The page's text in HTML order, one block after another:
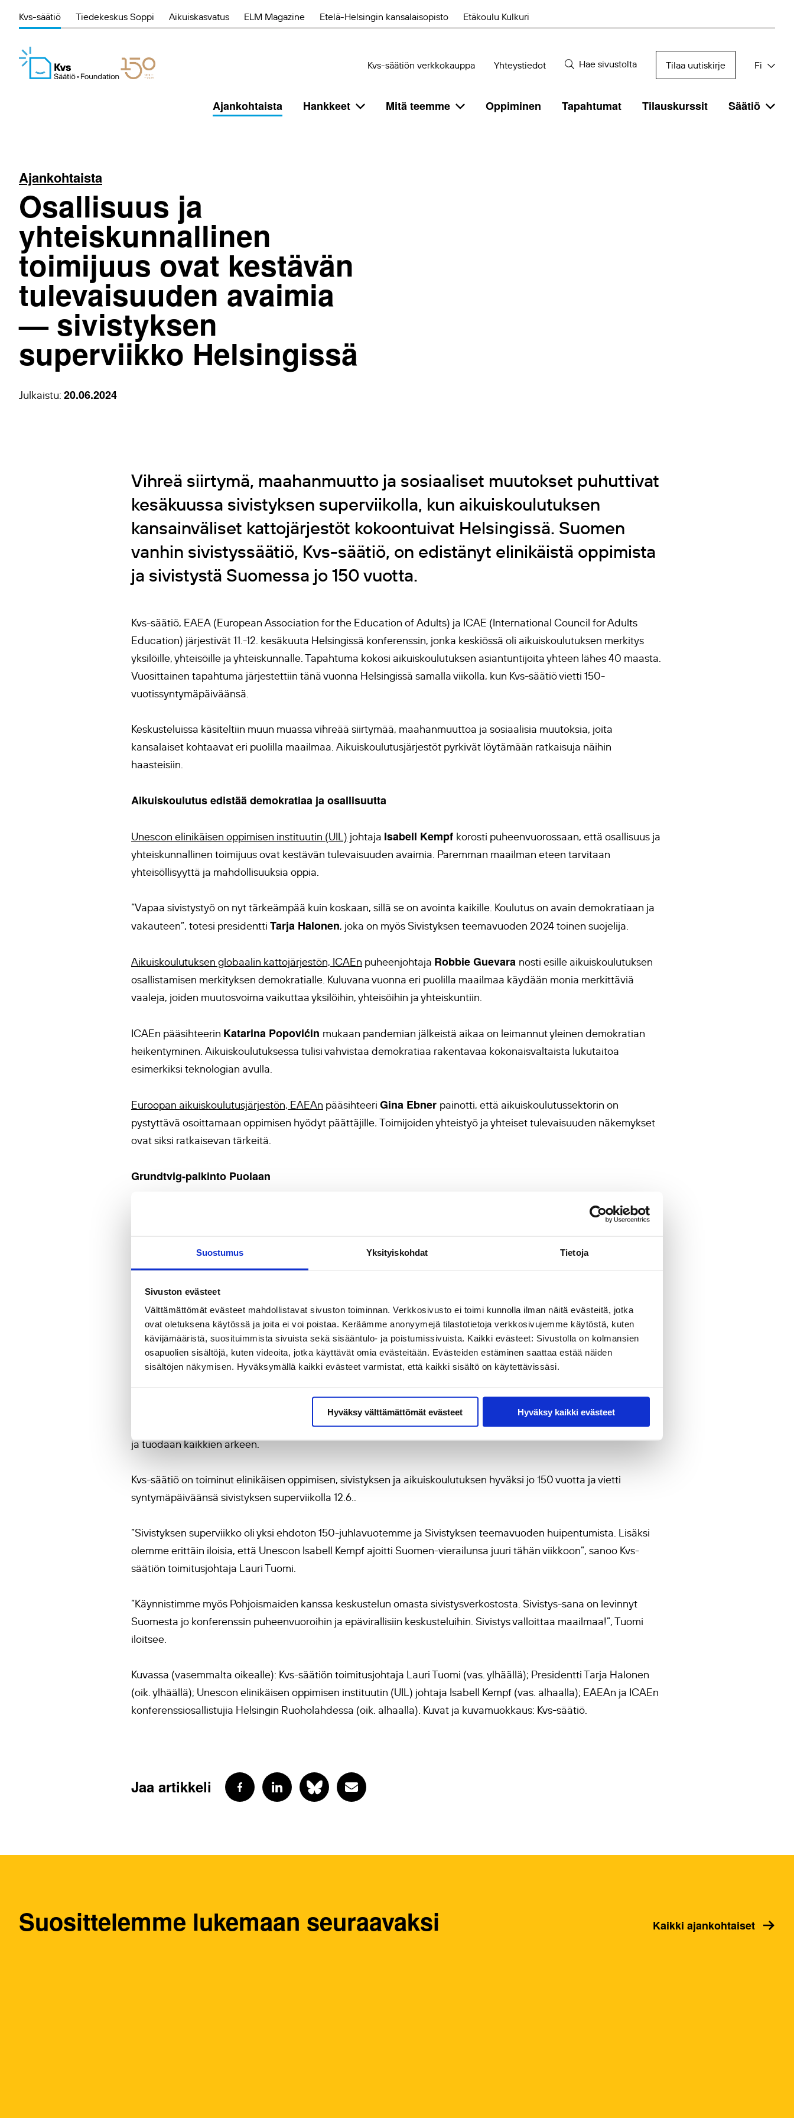
Suostumus Yksityiskohdat Tietoja
Sivuston evästeet
Välttämättömät evästeet mahdollistavat sivuston toiminnan. Verkkosivusto ei toimi kunnolla ilman näitä evästeitä, jotka
ovat oletuksena käytössä ja joita ei voi poistaa. Keräämme anonyymejä tilastotietoja verkkosivujemme käytöstä, kuten
kävijämääristä, suosituimmista sivuista sekä sisääntulo- ja poistumissivuista. Kaikki evästeet: Sivustolla on kolmansien
osapuolien sisältöjä, kuten videoita, jotka käyttävät omia evästeitään. Evästeiden estäminen saattaa estää näiden
sisältöjen näkymisen. Hyväksymällä kaikki evästeet varmistat, että kaikki sisältö on käytettävissäsi.
Hyväksy välttämättömät evästeet Hyväksy kaikki evästeet
Kvs-säätiö Tiedekeskus Soppi Aikuiskasvatus ELM Magazine Etelä-Helsingin kansalaisopisto Etäkoulu Kulkuri
Kvs-säätiön verkkokauppa Yhteystiedot Hae sivustolta Tilaa uutiskirje Fi
Ajankohtaista Hankkeet Mitä teemme Oppiminen Tapahtumat Tilauskurssit Säätiö
Ajankohtaista
Osallisuus ja
yhteiskunnallinen
toimijuus ovat kestävän
tulevaisuuden avaimia
— sivistyksen
superviikko Helsingissä
Julkaistu: 20.06.2024
Vihreä siirtymä, maahanmuutto ja sosiaaliset muutokset puhuttivat
kesäkuussa sivistyksen superviikolla, kun aikuiskoulutuksen
kansainväliset kattojärjestöt kokoontuivat Helsingissä. Suomen
vanhin sivistyssäätiö, Kvs-säätiö, on edistänyt elinikäistä oppimista
ja sivistystä Suomessa jo 150 vuotta.
Kvs-säätiö, EAEA (European Association for the Education of Adults) ja ICAE (International Council for Adults
Education) järjestivät 11.-12. kesäkuuta Helsingissä konferenssin, jonka keskiössä oli aikuiskoulutuksen merkitys
yksilöille, yhteisöille ja yhteiskunnalle. Tapahtuma kokosi aikuiskoulutuksen asiantuntijoita yhteen lähes 40 maasta.
Vuosittainen tapahtuma järjestettiin tänä vuonna Helsingissä samalla viikolla, kun Kvs-säätiö vietti 150-
vuotissyntymäpäiväänsä.
Keskusteluissa käsiteltiin muun muassa vihreää siirtymää, maahanmuuttoa ja sosiaalisia muutoksia, joita
kansalaiset kohtaavat eri puolilla maailmaa. Aikuiskoulutusjärjestöt pyrkivät löytämään ratkaisuja näihin
haasteisiin.
Aikuiskoulutus edistää demokratiaa ja osallisuutta
Unescon elinikäisen oppimisen instituutin (UIL) johtaja Isabell Kempf korosti puheenvuorossaan, että osallisuus ja
yhteiskunnallinen toimijuus ovat kestävän tulevaisuuden avaimia. Paremman maailman eteen tarvitaan
yhteisöllisyyttä ja mahdollisuuksia oppia.
“Vapaa sivistystyö on nyt tärkeämpää kuin koskaan, sillä se on avointa kaikille. Koulutus on avain demokratiaan ja
vakauteen”, totesi presidentti Tarja Halonen, joka on myös Sivistyksen teemavuoden 2024 toinen suojelija.
Aikuiskoulutuksen globaalin kattojärjestön, ICAEn puheenjohtaja Robbie Guevara nosti esille aikuiskoulutuksen
osallistamisen merkityksen demokratialle. Kuluvana vuonna eri puolilla maailmaa käydään monia merkittäviä
vaaleja, joiden muutosvoima vaikuttaa yksilöihin, yhteisöihin ja yhteiskuntiin.
ICAEn pääsihteerin Katarina Popovićin mukaan pandemian jälkeistä aikaa on leimannut yleinen demokratian
heikentyminen. Aikuiskoulutuksessa tulisi vahvistaa demokratiaa rakentavaa kokonaisvaltaista lukutaitoa
esimerkiksi teknologian avulla.
Euroopan aikuiskoulutusjärjestön, EAEAn pääsihteeri Gina Ebner painotti, että aikuiskoulutussektorin on
pystyttävä osoittamaan oppimisen hyödyt päättäjille. Toimijoiden yhteistyö ja yhteiset tulevaisuuden näkemykset
ovat siksi ratkaisevan tärkeitä.
Grundtvig-palkinto Puolaan
, jossa palkittiin elinikäisen oppimisen
Paikallisen, alueellisen ja kansallisen kategorian voitti
Ylikansallisen kategorian tunnustuksen sai Euroopan kirjastojen digitaalista voimaantumista edistäväADELE-
hanke, jota koordinoi italialainen eGINA. Tunnustuksen vastaanottiElisabetta Mei.
150-vuotias Kvs-säätiö edistää elinikäistä oppimista, sivistystä ja aikuiskoulutusta
Konferenssi oli myös osa opetus- ja kulttuuriministeriön nimeämääSivistyksen teemavuotta , jota koordinoi Kvs-
säätiö (Kansanvalistusseura sr.). Teemavuoden aikana suomalaista, dynaamista sivistystä sanoitetaan uudelleen
ja tuodaan kaikkien arkeen.
Kvs-säätiö on toiminut elinikäisen oppimisen, sivistyksen ja aikuiskoulutuksen hyväksi jo 150 vuotta ja vietti
syntymäpäiväänsä sivistyksen superviikolla 12.6..
”Sivistyksen superviikko oli yksi ehdoton 150-juhlavuotemme ja Sivistyksen teemavuoden huipentumista. Lisäksi
olemme erittäin iloisia, että Unescon Isabell Kempf ajoitti Suomen-vierailunsa juuri tähän viikkoon”, sanoo Kvs-
säätiön toimitusjohtaja Lauri Tuomi.
”Käynnistimme myös Pohjoismaiden kanssa keskustelun omasta sivistysverkostosta. Sivistys-sana on levinnyt
Suomesta jo konferenssin puheenvuoroihin ja epävirallisiin keskusteluihin. Sivistys valloittaa maailmaa!”, Tuomi
iloitsee.
Kuvassa (vasemmalta oikealle): Kvs-säätiön toimitusjohtaja Lauri Tuomi (vas. ylhäällä); Presidentti Tarja Halonen
(oik. ylhäällä); Unescon elinikäisen oppimisen instituutin (UIL) johtaja Isabell Kempf (vas. alhaalla); EAEAn ja ICAEn
konferenssiosallistujia Helsingin Ruoholahdessa (oik. alhaalla). Kuvat ja kuvamuokkaus: Kvs-säätiö.
Jaa artikkeli
Suosittelemme lukemaan seuraavaksi Kaikki ajankohtaiset